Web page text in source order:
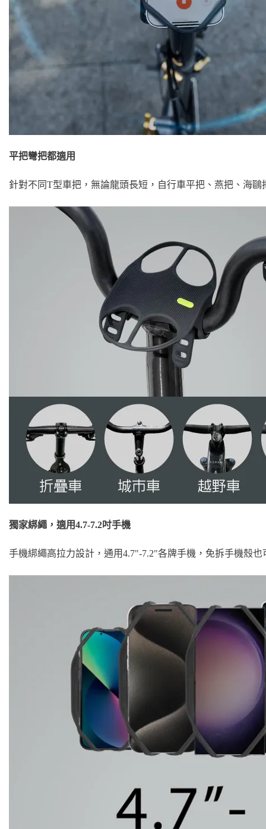
平把彎把都適用
針對不同T型車把，無論龍頭長短，自行車平把、燕把、海鷗
獨家綁繩，適用4.7-7.2吋手機
手機綁繩高拉力設計，通用4.7"-7.2"各牌手機，免拆手機殼也